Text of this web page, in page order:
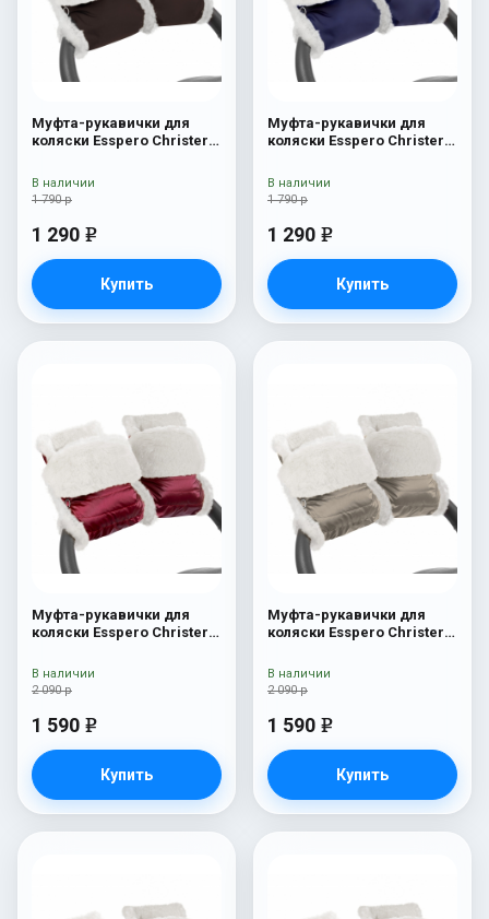
Муфта-рукавички для
коляски Esspero Christer
Chocolat
1 790 р
1 290 e
Купить
В наличии
Муфта-рукавички для
коляски Esspero Christer
Navy
1 790 р
1 290 e
Купить
В наличии
Муфта-рукавички для
коляски Esspero Christer
Ruby
2 090 р
1 590 e
Купить
В наличии
Муфта-рукавички для
коляски Esspero Christer
Almond
2 090 р
1 590 e
Купить
В наличии